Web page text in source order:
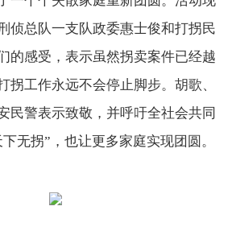
侦总队一支队政委惠士俊和打拐民
的感受，表示虽然拐卖案件已经越
拐工作永远不会停止脚步。胡歌、
民警表示致敬，并呼吁全社会共同
无拐”，也让更多家庭实现团圆。